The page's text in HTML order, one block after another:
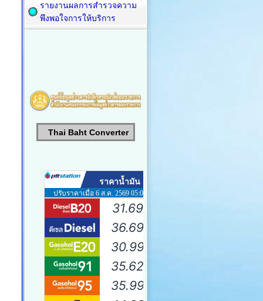
รายงานผลการสำรวจความ
พึงพอใจการให้บริการ
Thai Baht Converter